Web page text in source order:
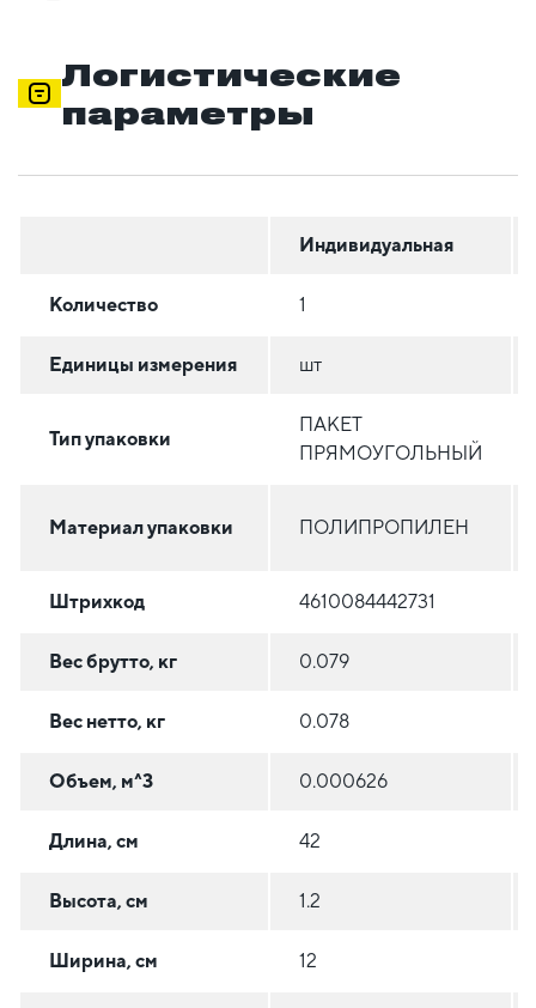
Логистические
параметры
Индивидуальная
Количество 1
Единицы измерения шт
Тип упаковки
ПАКЕТ
ПРЯМОУГОЛЬНЫЙ
Материал упаковки ПОЛИПРОПИЛЕН
Штрихкод 4610084442731
Вес брутто, кг 0.079
Вес нетто, кг 0.078
Объем, м^3 0.000626
Длина, см 42
Высота, см 1.2
Ширина, см 12